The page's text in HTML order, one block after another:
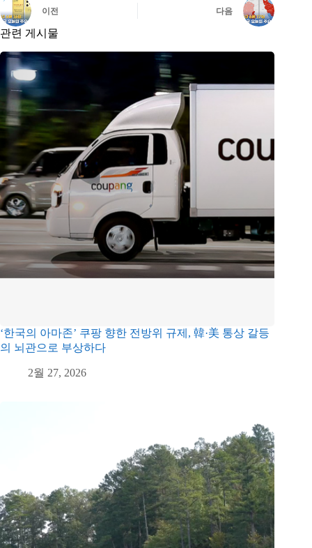
이전 다음
관련 게시물
‘한국의 아마존’ 쿠팡 향한 전방위 규제, 韓·美 통상 갈등
의 뇌관으로 부상하다
2월 27, 2026